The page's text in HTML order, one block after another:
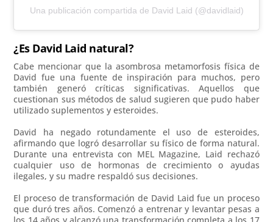
Una publicación compartida de David Laid (@davidlaid)
¿Es David Laid natural?
Cabe mencionar que la asombrosa metamorfosis física de
David fue una fuente de inspiración para muchos, pero
también generó críticas significativas. Aquellos que
cuestionan sus métodos de salud sugieren que pudo haber
utilizado suplementos y esteroides.
David ha negado rotundamente el uso de esteroides,
afirmando que logró desarrollar su físico de forma natural.
Durante una entrevista con MEL Magazine, Laid rechazó
cualquier uso de hormonas de crecimiento o ayudas
ilegales, y su madre respaldó sus decisiones.
El proceso de transformación de David Laid fue un proceso
que duró tres años. Comenzó a entrenar y levantar pesas a